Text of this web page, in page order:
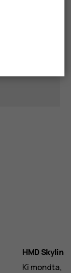
HMD Skyline
Ki mondta,